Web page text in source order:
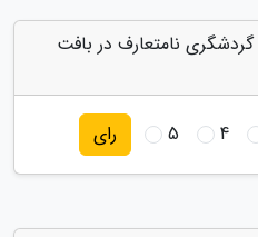
نامتعارف در بافت
4
5 رای